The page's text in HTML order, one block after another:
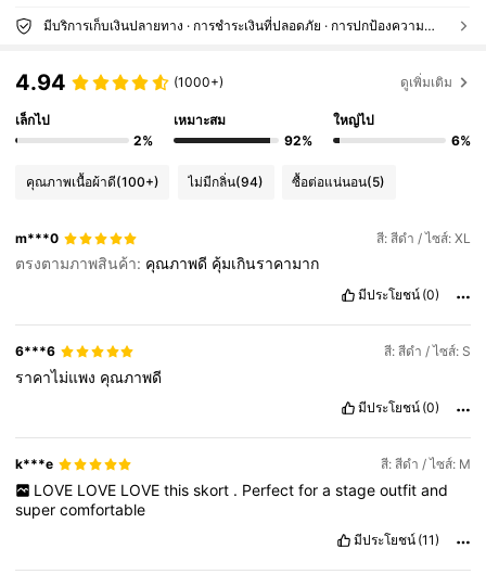
มีบริการเก็บเงินปลายทาง · การชำระเงินที่ปลอดภัย · การปกป้องความเป็นส่วนตัว
4.94 (1000+) ดูเพิ่มเติม
เล็กไป
2%
เหมาะสม
92%
ใหญ่ไป
6%
คุณภาพเนื้อผ้าดี(100+) ไม่มีกลิ่น(94) ซื้อต่อแน่นอน(5)
m***0 สี: สีดำ / ไซส์: XL
ตรงตามภาพสินค้า: คุณภาพดี คุ้มเกินราคามาก
มีประโยชน์ (0)
6***6 สี: สีดำ / ไซส์: S
ราคาไม่แพง คุณภาพดี
มีประโยชน์ (0)
k***e สี: สีดำ / ไซส์: M
LOVE LOVE LOVE this skort . Perfect for a stage outfit and
supercomfortable
มีประโยชน์ (11)